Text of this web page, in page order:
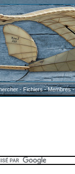
-Fichiers-Membres